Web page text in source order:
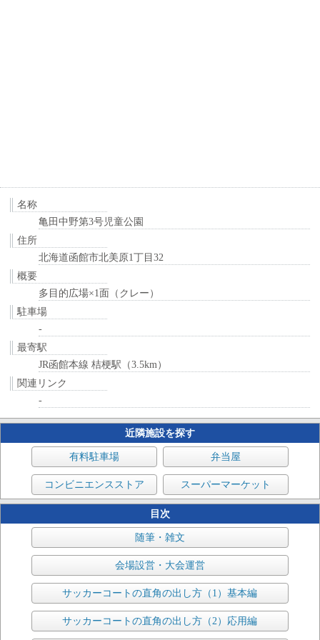
名称
亀田中野第3号児童公園
住所
北海道函館市北美原1丁目32
概要
多目的広場×1面（クレー）
駐車場
-
最寄駅
JR函館本線 桔梗駅（3.5km）
関連リンク
-
近隣施設を探す
有料駐車場 弁当屋
コンビニエンスストア スーパーマーケット
目次
随筆・雑文
会場設営・大会運営
サッカーコートの直角の出し方（1）基本編
サッカーコートの直角の出し方（2）応用編